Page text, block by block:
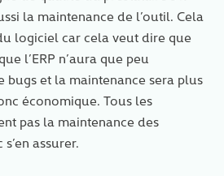
la maintenance de l’outil. Cela
logiciel car cela veut dire que
l’ERP n’aura que peu
bugs et la maintenance sera plus
économique. Tous les
pas la maintenance des
assurer.